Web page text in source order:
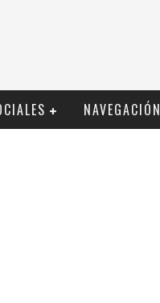
NAVEGACIÓN